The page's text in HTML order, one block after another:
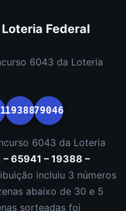
Loteria Federal
6043 da Loteria
1938879046
6043 da Loteria
– 65941 – 19388 –
incluiu 3 números
s abaixo de 30 e 5
sorteadas foi